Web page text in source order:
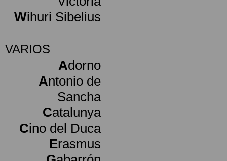
Wihuri Sibelius
VARIOS
Adorno
Antonio de
Sancha
Catalunya
Cino del Duca
Erasmus